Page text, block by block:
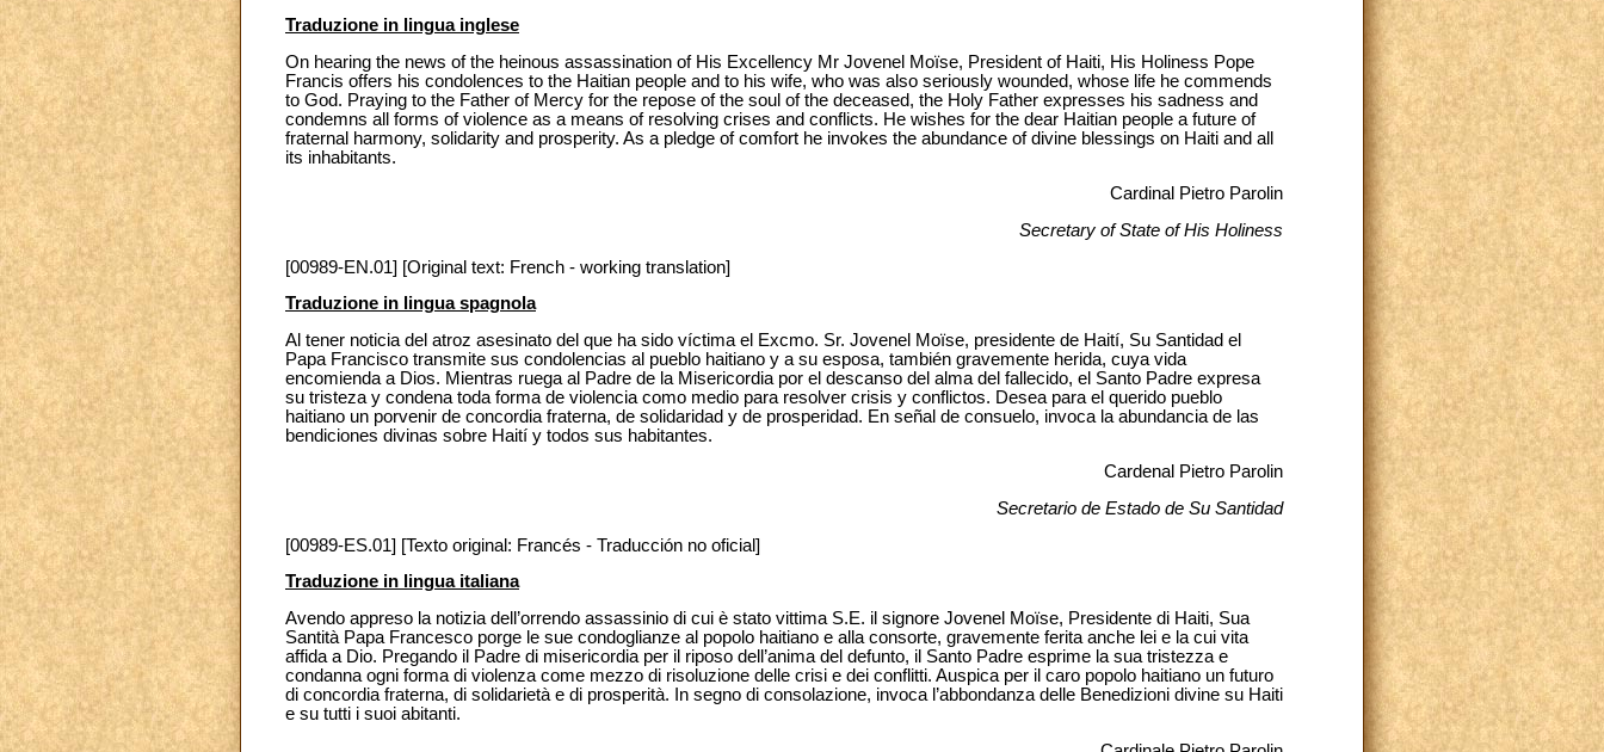
Traduzione in lingua inglese
On hearing the news of the heinous assassination of His Excellency Mr Jovenel Moïse, President of Haiti, His Holiness Pope
Francis offers his condolences to the Haitian people and to his wife, who was also seriously wounded, whose life he commends
to God. Praying to the Father of Mercy for the repose of the soul of the deceased, the Holy Father expresses his sadness and
condemns all forms of violence as a means of resolving crises and conflicts. He wishes for the dear Haitian people a future of
fraternal harmony, solidarity and prosperity. As a pledge of comfort he invokes the abundance of divine blessings on Haiti and all
its inhabitants.
Cardinal Pietro Parolin
Secretary of State of His Holiness
[00989-EN.01] [Original text: French - working translation]
Traduzione in lingua spagnola
Al tener noticia del atroz asesinato del que ha sido víctima el Excmo. Sr. Jovenel Moïse, presidente de Haití, Su Santidad el
Papa Francisco transmite sus condolencias al pueblo haitiano y a su esposa, también gravemente herida, cuya vida
encomienda a Dios. Mientras ruega al Padre de la Misericordia por el descanso del alma del fallecido, el Santo Padre expresa
su tristeza y condena toda forma de violencia como medio para resolver crisis y conflictos. Desea para el querido pueblo
haitiano un porvenir de concordia fraterna, de solidaridad y de prosperidad. En señal de consuelo, invoca la abundancia de las
bendiciones divinas sobre Haití y todos sus habitantes.
Cardenal Pietro Parolin
Secretario de Estado de Su Santidad
[00989-ES.01] [Texto original: Francés - Traducción no oficial]
Traduzione in lingua italiana
Avendo appreso la notizia dell’orrendo assassinio di cui è stato vittima S.E. il signore Jovenel Moïse, Presidente di Haiti, Sua
Santità Papa Francesco porge le sue condoglianze al popolo haitiano e alla consorte, gravemente ferita anche lei e la cui vita
affida a Dio. Pregando il Padre di misericordia per il riposo dell’anima del defunto, il Santo Padre esprime la sua tristezza e
condanna ogni forma di violenza come mezzo di risoluzione delle crisi e dei conflitti. Auspica per il caro popolo haitiano un futuro
di concordia fraterna, di solidarietà e di prosperità. In segno di consolazione, invoca l’abbondanza delle Benedizioni divine su Haiti
e su tutti i suoi abitanti.